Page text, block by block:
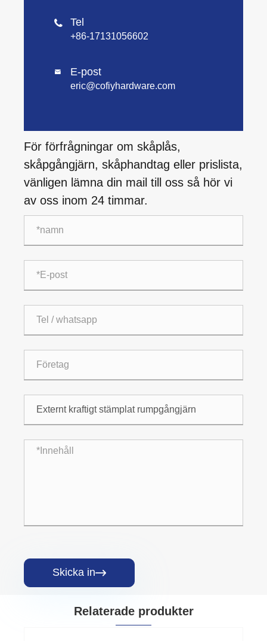
 Tel
+86-17131056602
 E-post
eric@cofiyhardware.com
För förfrågningar om skåplås,
skåpgångjärn, skåphandtag eller prislista,
vänligen lämna din mail till oss så hör vi
av oss inom 24 timmar.
Skicka in
Relaterade produkter